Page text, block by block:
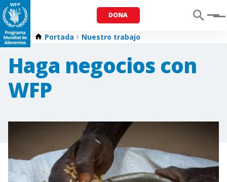
DONA Menu
Portada Nuestro trabajo
Haga negocios con
WFP